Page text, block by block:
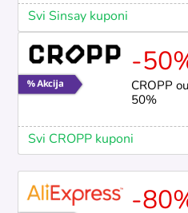
Svi Sinsay kuponi
-
CROPP
50%
Svi CROPP kuponi
-